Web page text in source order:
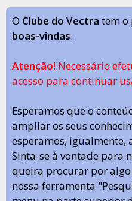
O Clube do Vectra tem o
boas-vindas.
Atenção! Necessário
acesso para continuar
Esperamos que o
ampliar os seus
esperamos, igualmente,
Sinta-se à vontade para
queira procurar por
nossa ferramenta